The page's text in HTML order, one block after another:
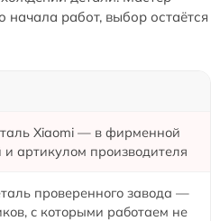
работ, выбор остаётся
Xiaomi — в фирменной
артикулом производителя
проверенного завода —
с которыми работаем не